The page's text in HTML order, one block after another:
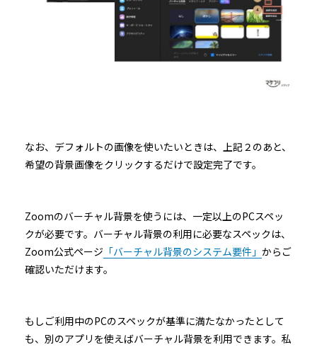
なお、デフォルトの画像を使いたいときは、上記２のあと、
希望の背景画像をクリックするだけで設定完了です。
Zoomのバーチャル背景を使うには、一定以上のPCスペッ
クが必要です。バーチャル背景の利用に必要なスペックは、
Zoom公式ページ 「バーチャル背景のシステム要件」 からご
確認いただけます。
もしご利用中のPCのスペックが基準に満たなかったとして
も、別のアプリを使えばバーチャル背景を利用できます。私